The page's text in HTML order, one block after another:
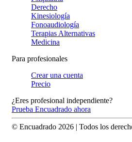
Derecho
Kinesiología
Fonoaudiología
Terapias Alternativas
Medicina
Para profesionales
Crear una cuenta
Precio
¿Eres profesional independiente?
Prueba Encuadrado ahora
© Encuadrado 2026 | Todos los